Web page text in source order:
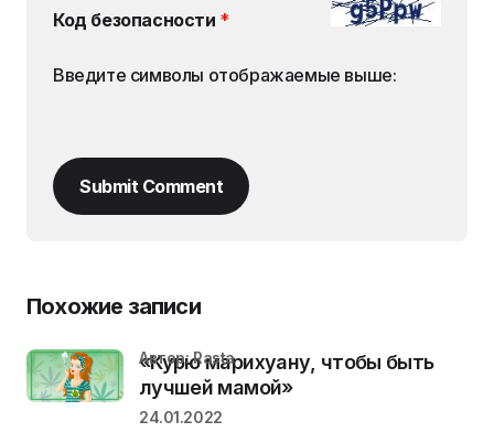
Код безопасности *
Введите символы отображаемые выше:
Submit Comment
Похожие записи
«Курю марихуану, чтобы быть
лучшей мамой»
Автор: Rasta
24.01.2022